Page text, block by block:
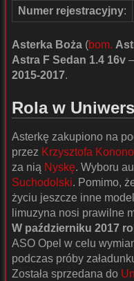
Numer rejestracyjny:
Asterka Boża (bom.
Astra F Sedan 1.4 16v
2015-2017.
Rola w
Asterkę zakupiono na
przez Krzysztofa
za nią Nyskę. Wyboru
Suchodolski. Pomimo,
życiu jeszcze inne
limuzyna nosi prawilne
W październiku 2017
ASO Opel w celu
podczas próby
Została sprzedana do